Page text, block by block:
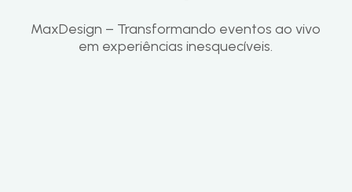
MaxDesign – Transformando eventos ao vivo
em experiências inesquecíveis.